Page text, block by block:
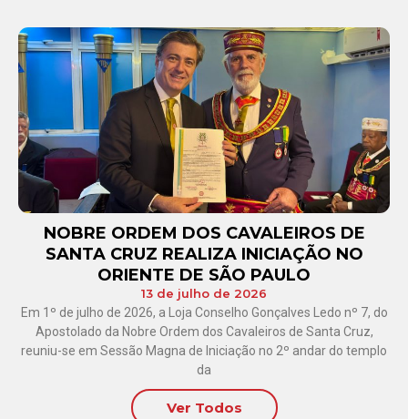
NOBRE ORDEM DOS CAVALEIROS DE
SANTA CRUZ REALIZA INICIAÇÃO NO
ORIENTE DE SÃO PAULO
13 de julho de 2026
Em 1º de julho de 2026, a Loja Conselho Gonçalves Ledo nº 7, do
Apostolado da Nobre Ordem dos Cavaleiros de Santa Cruz,
reuniu-se em Sessão Magna de Iniciação no 2º andar do templo
da
Ver Todos